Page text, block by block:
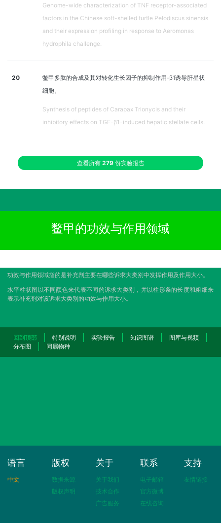
Genome-wide characterization of TNF receptor-associated
factors in the Chinese soft-shelled turtle Pelodiscus sinensis
and their expression profiling in response to Aeromonas
hydrophila challenge.
20
鳖甲多肽的合成及其对转化生长因子的抑制作用-β1诱导肝星状
细胞。
Synthesis of peptides of Carapax Trionycis and their
inhibitory effects on TGF-β1-induced hepatic stellate cells.
查看所有 279份实验报告
鳖甲的功效与作用领域
功效与作用领域指的是补充剂主要在哪些诉求大类别中发挥作用及作用大小。
水平柱状图以不同颜色来代表不同的诉求大类别，并以柱形条的长度和粗细来
表示补充剂对该诉求大类别的功效与作用大小。
回到顶部 特别说明 实验报告 知识图谱
图库与视频
分布图
同属物种
语言
中文
版权
数据来源
版权声明
关于
关于我们
技术合作
广告服务
联系
电子邮箱
官方微博
在线咨询
支持
友情链接